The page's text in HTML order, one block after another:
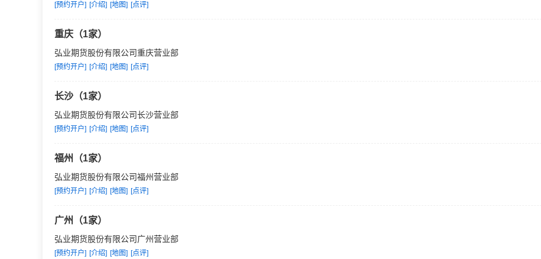
[预约开户] [介绍] [地图] [点评]
重庆（1家）
弘业期货股份有限公司重庆营业部
[预约开户] [介绍] [地图] [点评]
长沙（1家）
弘业期货股份有限公司长沙营业部
[预约开户] [介绍] [地图] [点评]
福州（1家）
弘业期货股份有限公司福州营业部
[预约开户] [介绍] [地图] [点评]
广州（1家）
弘业期货股份有限公司广州营业部
[预约开户] [介绍] [地图] [点评]